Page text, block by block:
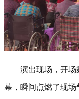
演出现场，开场
幕，瞬间点燃了现